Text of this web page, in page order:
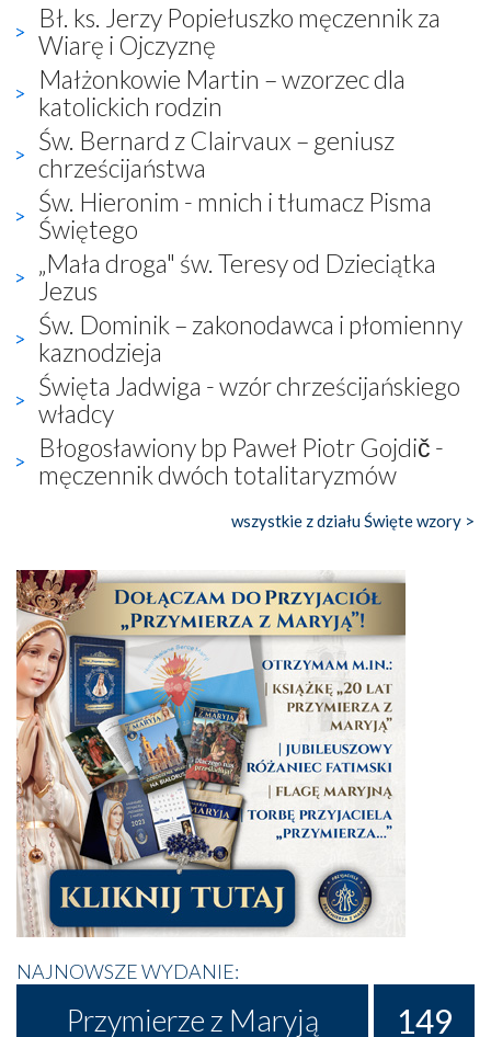
Bł. ks. Jerzy Popiełuszko męczennik za
Wiarę i Ojczyznę
Małżonkowie Martin – wzorzec dla
katolickich rodzin
Św. Bernard z Clairvaux – geniusz
chrześcijaństwa
Św. Hieronim - mnich i tłumacz Pisma
Świętego
„Mała droga" św. Teresy od Dzieciątka
Jezus
Św. Dominik – zakonodawca i płomienny
kaznodzieja
Święta Jadwiga - wzór chrześcijańskiego
władcy
Błogosławiony bp Paweł Piotr Gojdič -
męczennik dwóch totalitaryzmów
wszystkie z działu Święte wzory >
NAJNOWSZE WYDANIE:
Przymierze z Maryją 149